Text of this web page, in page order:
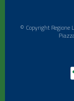
© Copyright